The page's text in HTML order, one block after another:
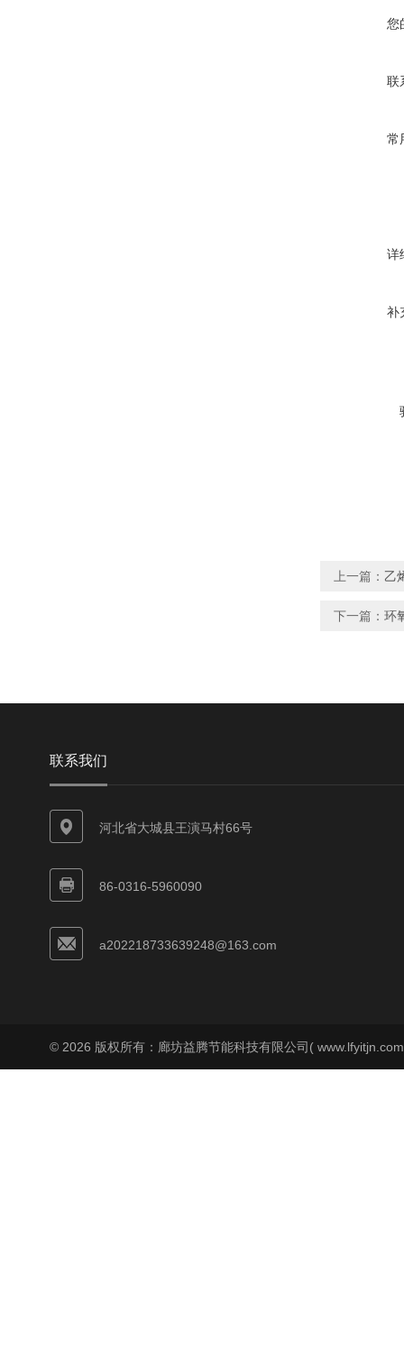
您
联
常
详
补
上一篇： 乙
下一篇： 环
联系我们
河北省大城县王演马村66号
86-0316-5960090
a202218733639248@163.com
© 2026 版权所有：廊坊益腾节能科技有限公司(